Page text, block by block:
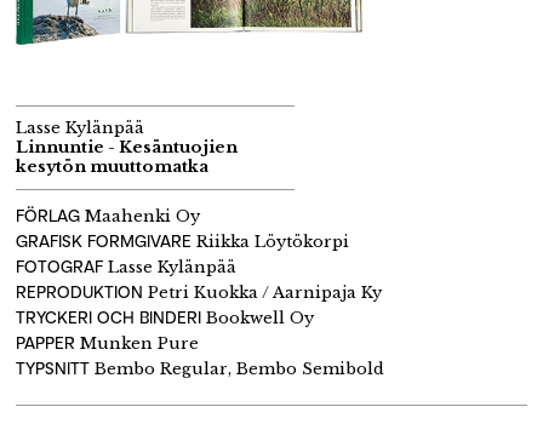
Lasse Kylänpää
Linnuntie - Kesäntuojien
kesytön muuttomatka
FÖRLAG Maahenki Oy
GRAFISK FORMGIVARE Riikka Löytökorpi
FOTOGRAF Lasse Kylänpää
REPRODUKTION Petri Kuokka / Aarnipaja Ky
TRYCKERI OCH BINDERI Bookwell Oy
PAPPER Munken Pure
TYPSNITT Bembo Regular, Bembo Semibold